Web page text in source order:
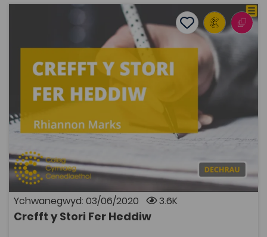
Crefft y Stori Fer Heddiw
Add to favourites
Ychwanegwyd: 03/06/2020 3.6K
Crefft y Stori Fer Heddiw
Add to favourites
Crefft y Stori Fer Heddiw
3.6K
Tagiau
Cymraeg
Adnodd Coleg Cymraeg
Trafodaeth gyfoes ar ffurf y stori fer Gymraeg.
Cyflwynir safbwyntiau chwe awdur cyfoes a fu'n
cyhoeddi ym maes y stori fer yn ystod y blynyddoedd
diwethaf sef Fflur Dafydd, Jon Gower, Aled Islwyn,
Caryl Lewis, Llŷr Gwyn Lewis a Mihangel Morgan er
mwyn taflu goleuni ar y modd y mae'r stori fer yn cael
ei hystyried heddiw.
AGOR